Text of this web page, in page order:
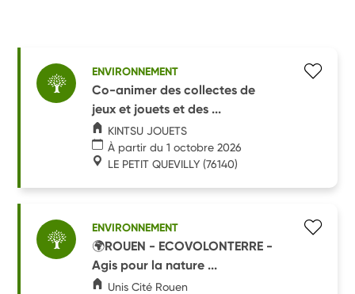
ENVIRONNEMENT
Co-animer des collectes de
jeux et jouets et des ...
KINTSU JOUETS
À partir du 1 octobre 2026
LE PETIT QUEVILLY (76140)
ENVIRONNEMENT
🌍ROUEN - ECOVOLONTERRE -
Agis pour la nature ...
Unis Cité Rouen